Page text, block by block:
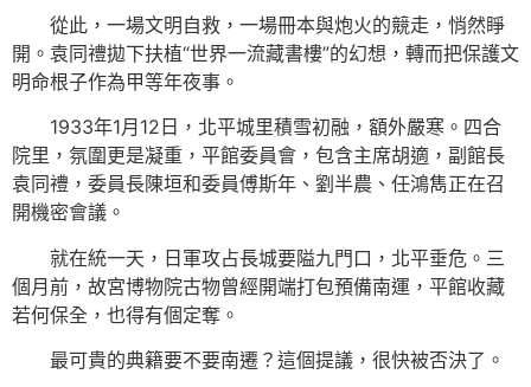
從此，一場文明自救，一場冊本與炮火的競走，悄然睜
開。袁同禮拋下扶植“世界一流藏書樓”的幻想，轉而把保護文
明命根子作為甲等年夜事。
1933年1月12日，北平城里積雪初融，額外嚴寒。四合
院里，氛圍更是凝重，平館委員會，包含主席胡適，副館長
袁同禮，委員長陳垣和委員傅斯年、劉半農、任鴻雋正在召
開機密會議。
就在統一天，日軍攻占長城要隘九門口，北平垂危。三
個月前，故宮博物院古物曾經開端打包預備南運，平館收藏
若何保全，也得有個定奪。
最可貴的典籍要不要南遷？這個提議，很快被否決了。